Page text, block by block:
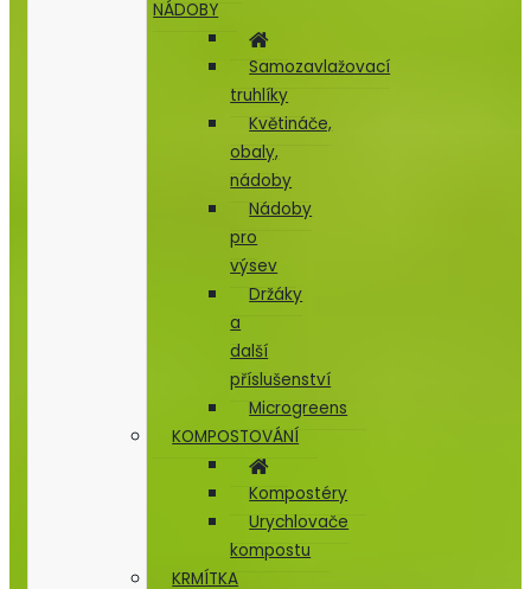
NÁDOBY
Samozavlažovací
truhlíky
Květináče,
obaly,
nádoby
Nádoby
pro
výsev
Držáky
a
další
příslušenství
Microgreens
KOMPOSTOVÁNÍ
Kompostéry
Urychlovače
kompostu
KRMÍTKA